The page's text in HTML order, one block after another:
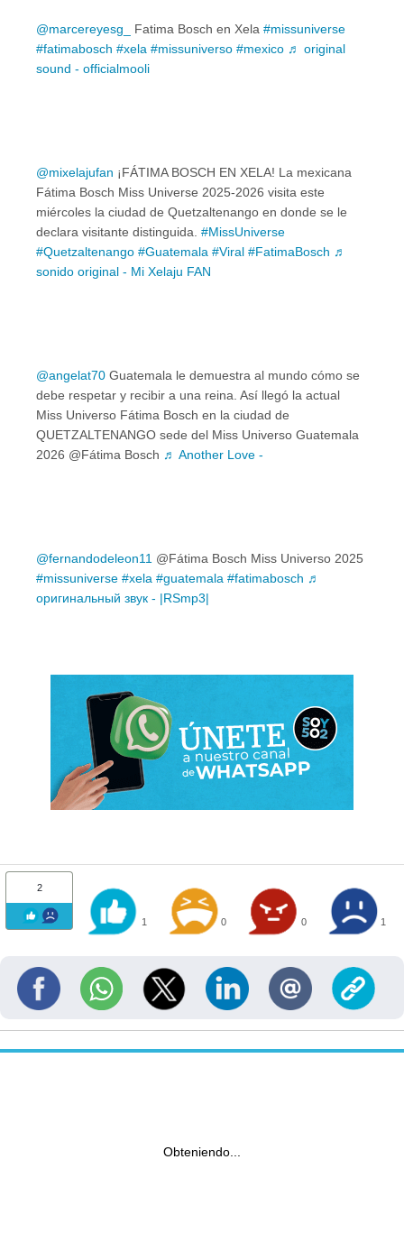
@marcereyesg_ Fatima Bosch en Xela #missuniverse
#fatimabosch #xela #missuniverso #mexico ♬ original
sound - officialmooli
@mixelajufan ¡FÁTIMA BOSCH EN XELA! La mexicana
Fátima Bosch Miss Universe 2025-2026 visita este
miércoles la ciudad de Quetzaltenango en donde se le
declara visitante distinguida. #MissUniverse
#Quetzaltenango #Guatemala #Viral #FatimaBosch ♬
sonido original - Mi Xelaju FAN
@angelat70 Guatemala le demuestra al mundo cómo se
debe respetar y recibir a una reina. Así llegó la actual
Miss Universo Fátima Bosch en la ciudad de
QUETZALTENANGO sede del Miss Universo Guatemala
2026 @Fátima Bosch ♬ Another Love -
@fernandodeleon11 @Fátima Bosch Miss Universo 2025
#missuniverse #xela #guatemala #fatimabosch ♬
оригинальный звук - |RSmp3|
2
1 0 0 1
Obteniendo...